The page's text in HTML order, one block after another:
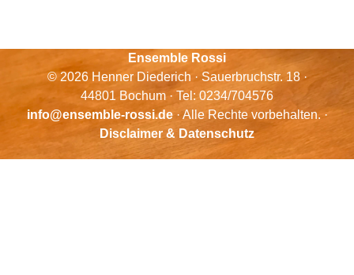
Ensemble Rossi
© 2026 Henner Diederich · Sauerbruchstr. 18 ·
44801 Bochum · Tel: 0234/704576
info@ensemble-rossi.de· Alle Rechte vorbehalten. ·
Disclaimer & Datenschutz